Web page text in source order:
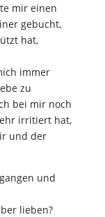
mir einen
gebucht,
hat,
immer
zu
bei mir noch
irritiert hat,
und der
und
lieben?